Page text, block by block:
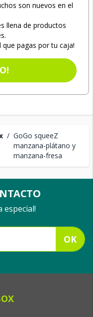
/ GoGo squeeZ
manzana-plátano y
manzana-fresa
son nuevos en el
llena de productos
pagas por tu caja!
OK